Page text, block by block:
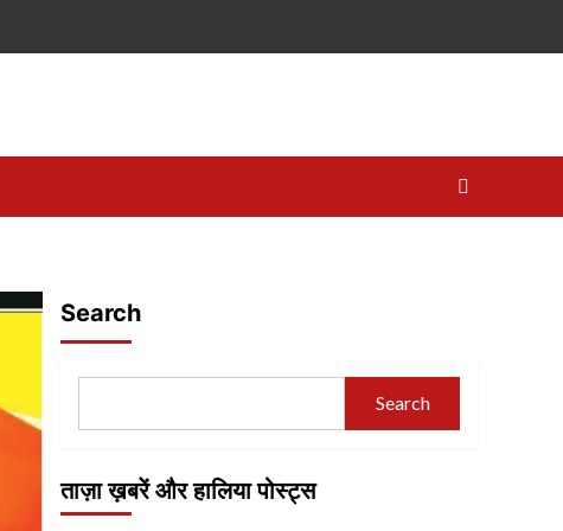
Search
Search
ताज़ा ख़बरें और हालिया पोस्ट्स